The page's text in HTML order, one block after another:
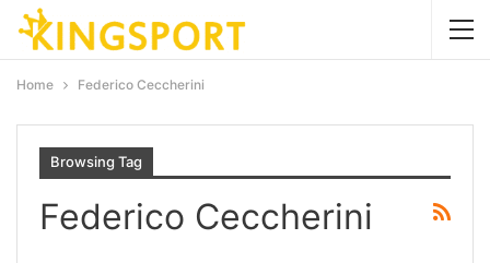
Home Federico Ceccherini
Browsing Tag
Federico Ceccherini